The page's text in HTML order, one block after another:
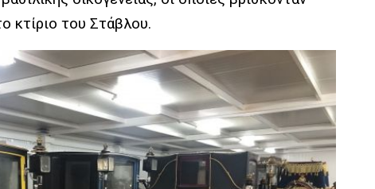
κτίριο του Στάβλου.